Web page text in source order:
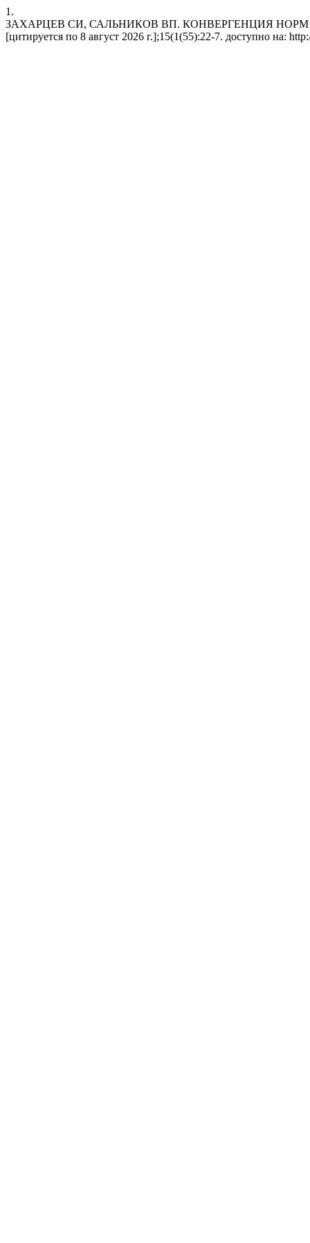
1.
ЗАХАРЦЕВ СИ, САЛЬНИКОВ ВП. КОНВЕРГЕНЦИЯ НОРМ
[цитируется по 8 август 2026 г.];15(1(55):22-7. доступно на: